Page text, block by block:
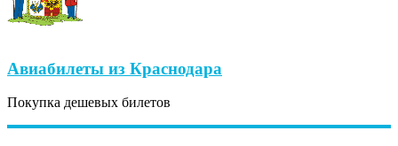
Авиабилеты из Краснодара
Покупка дешевых билетов